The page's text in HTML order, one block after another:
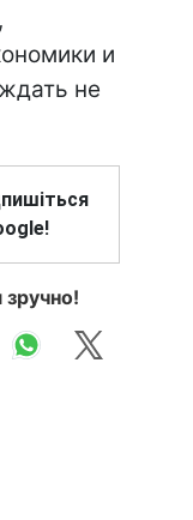
и
не